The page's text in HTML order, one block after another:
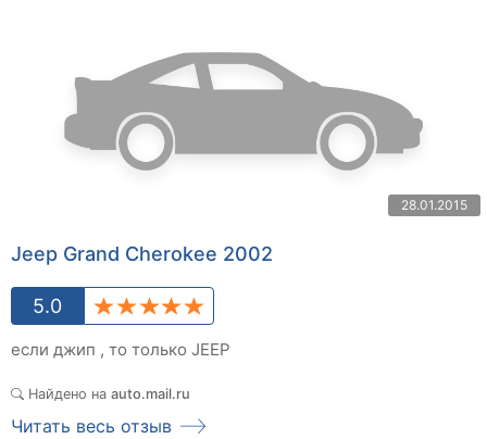
28.01.2015
Jeep Grand Cherokee 2002
5.0
если джип , то только JEEP
Найдено на auto.mail.ru
Читать весь отзыв